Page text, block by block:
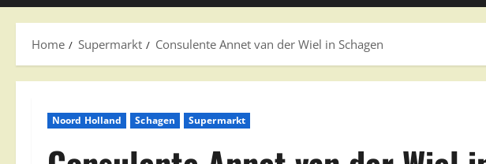
Home Supermarkt Consulente Annet van der Wiel in Schagen
Noord Holland Schagen Supermarkt